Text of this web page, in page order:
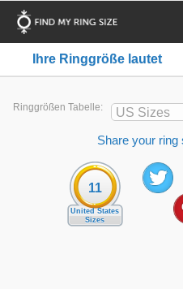
Ihre Ringgröße lautet
Ringgrößen Tabelle: US Sizes
Share your ring
11
United States
Sizes